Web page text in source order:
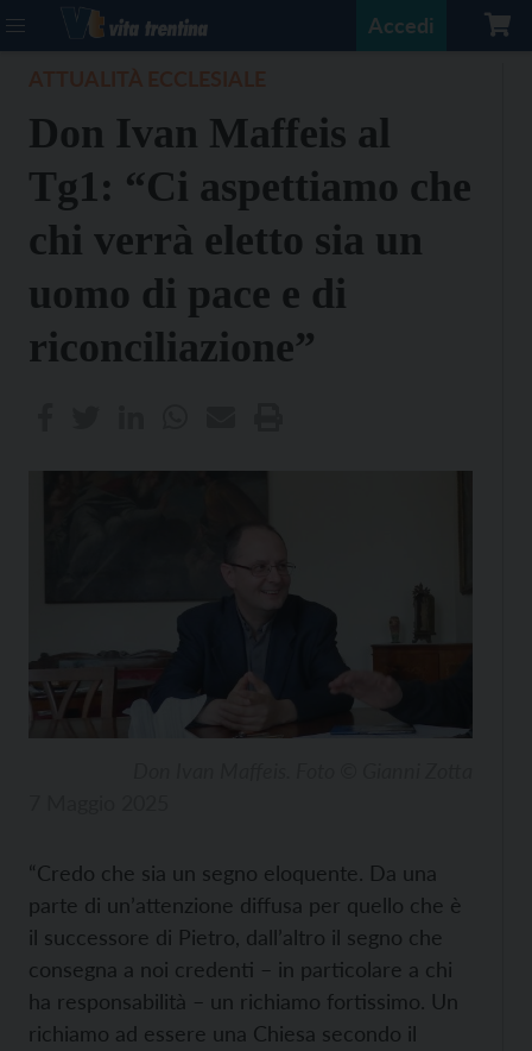
Accedi
Don Ivan Maffeis al
Tg1: “Ci aspettiamo che
chi verrà eletto sia un
uomo di pace e di
riconciliazione”
“Credo che sia un segno eloquente. Da una
parte di un’attenzione diffusa per quello che è
il successore di Pietro, dall’altro il segno che
consegna a noi credenti – in particolare a chi
ha responsabilità – un richiamo fortissimo. Un
richiamo ad essere una Chiesa secondo il